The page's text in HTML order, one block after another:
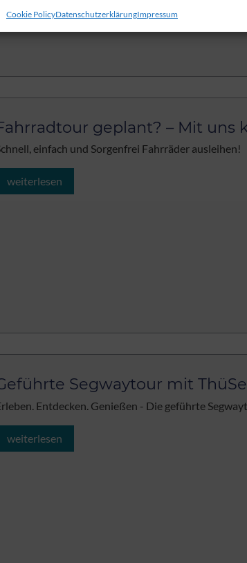
Cookie PolicyDatenschutzerklärungImpressum
geplant? – Mit uns
einfach und Sorgenfrei Fahrräder ausleihen!
weiterlesen
Segwaytour mit
Entdecken. Genießen - Die geführte
weiterlesen